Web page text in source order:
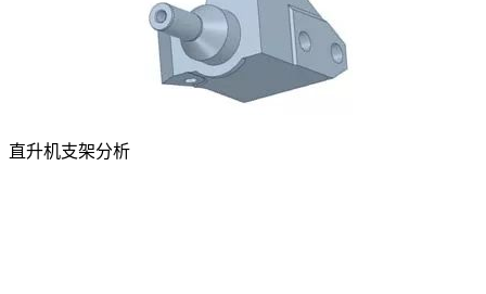
直升机支架分析